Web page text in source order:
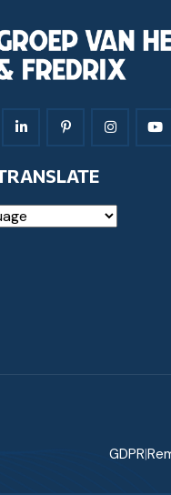
GDPR|